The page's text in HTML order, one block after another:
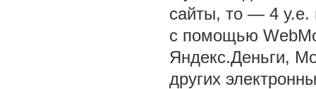
сайты, то — 4 у.е.
с помощью
Яндекс.Деньги,
других